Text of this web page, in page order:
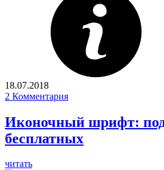
18.07.2018
2 Комментария
Иконочный шрифт:
бесплатных
читать